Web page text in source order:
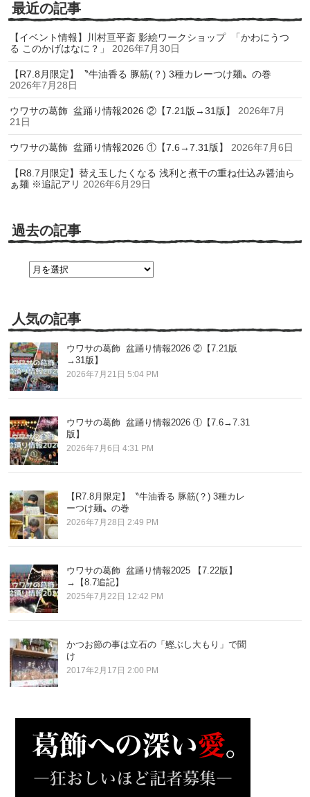
最近の記事
【イベント情報】川村亘平斎 影絵ワークショップ 「かわにうつ
る このかげはなに？」
2026年7月30日
【R7.8月限定】〝牛油香る 豚筋(？) 3種カレーつけ麺〟の巻
2026年7月28日
ウワサの葛飾 盆踊り情報2026 ②【7.21版→31版】
2026年7月
21日
ウワサの葛飾 盆踊り情報2026 ①【7.6→7.31版】 2026年7月6日
【R8.7月限定】替え玉したくなる 浅利と煮干の重ね仕込み醤油ら
ぁ麺 ※追記アリ 2026年6月29日
過去の記事
人気の記事
ウワサの葛飾 盆踊り情報2026 ②【7.21版
→31版】
2026年7月21日 5:04 PM
ウワサの葛飾 盆踊り情報2026 ①【7.6→7.31
版】
2026年7月6日 4:31 PM
【R7.8月限定】〝牛油香る 豚筋(？) 3種カレ
ーつけ麺〟の巻
2026年7月28日 2:49 PM
ウワサの葛飾 盆踊り情報2025 【7.22版】
→【8.7追記】
2025年7月22日 12:42 PM
かつお節の事は立石の「鰹ぶし大もり」で聞
け
2017年2月17日 2:00 PM